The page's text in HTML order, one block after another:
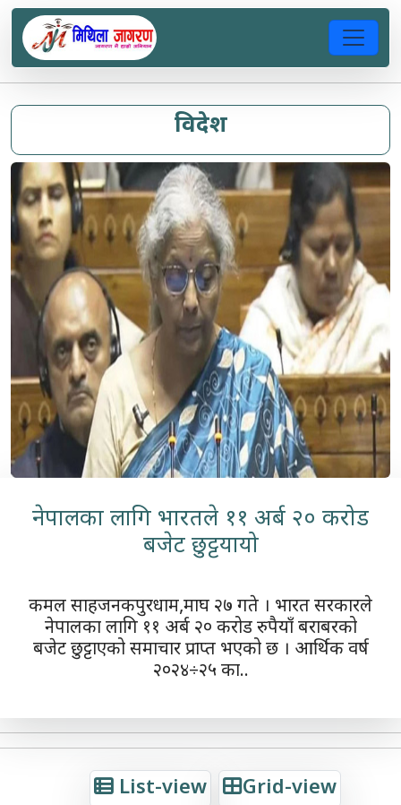
विदेश
नेपालका लागि भारतले ११ अर्ब २० करोड
बजेट छुट्टयायो
कमल साहजनकपुरधाम,माघ २७ गते । भारत सरकारले
नेपालका लागि ११ अर्ब २० करोड रुपैयाँ बराबरको
बजेट छुट्टाएको समाचार प्राप्त भएको छ । आर्थिक वर्ष
२०२४÷२५ का..
List-view Grid-view